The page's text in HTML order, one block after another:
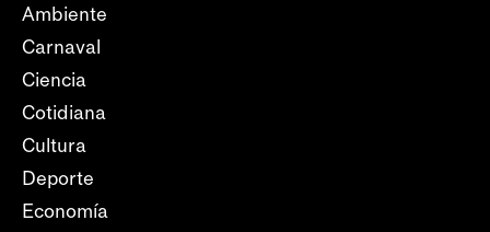
Ambiente
Carnaval
Ciencia
Cotidiana
Cultura
Deporte
Economía